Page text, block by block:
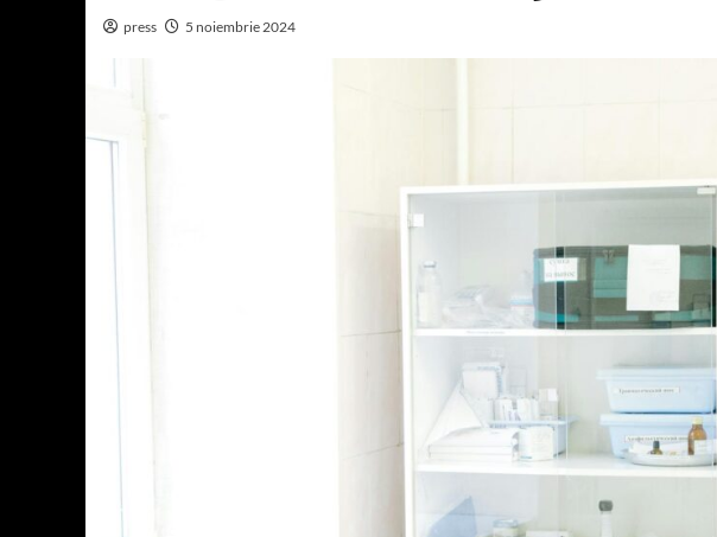
press 5 noiembrie 2024